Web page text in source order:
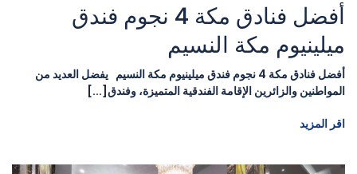
أفضل فنادق مكة 4 نجوم فندق
ميلينيوم مكة النسيم
أفضل فنادق مكة 4 نجوم فندق ميلينيوم مكة النسيم يفضل العديد من
المواطنين والزائرين الإقامة الفندقية المتميزة، وفندق[...]
اقر المزيد